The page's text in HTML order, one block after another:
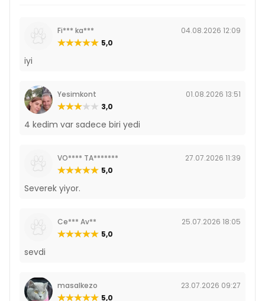
Fi*** ka***
04.08.2026 12:09
5,0
iyi
Yesimkont
01.08.2026 13:51
3,0
4 kedim var sadece biri yedi
VO**** TA*******
27.07.2026 11:39
5,0
Severek yiyor.
Ce*** Av**
25.07.2026 18:05
5,0
sevdi
masalkezo
23.07.2026 09:27
5,0